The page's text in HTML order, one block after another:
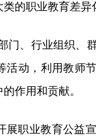
的职业教育差异
门、行业组织、
动，利用教师
作用和贡献。
展职业教育公益